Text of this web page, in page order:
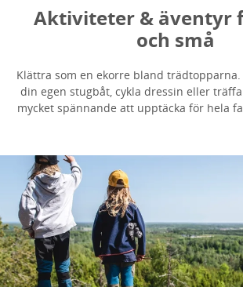
Aktiviteter & äventyr
och små
Klättra som en ekorre bland
din egen stugbåt, cykla dressin eller
mycket spännande att upptäcka för hela